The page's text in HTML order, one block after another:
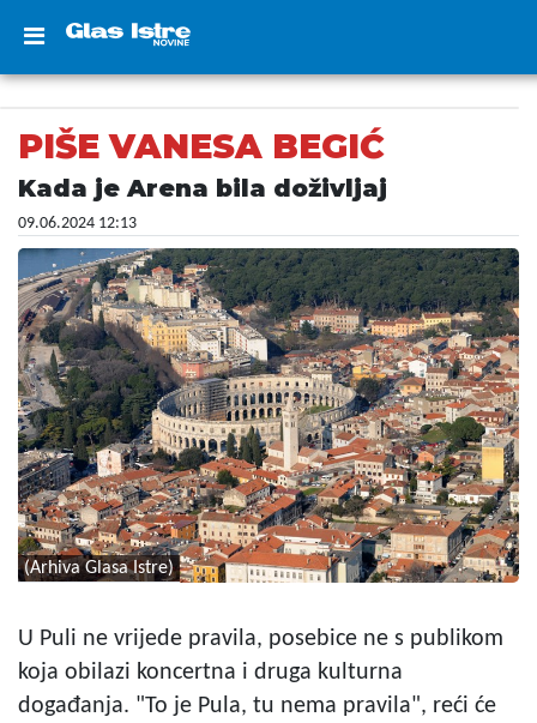
PIŠE VANESA BEGIĆ
Kada je Arena bila doživljaj
09.06.2024 12:13
(Arhiva Glasa Istre)
U Puli ne vrijede pravila, posebice ne s publikom
koja obilazi koncertna i druga kulturna
događanja. "To je Pula, tu nema pravila", reći će